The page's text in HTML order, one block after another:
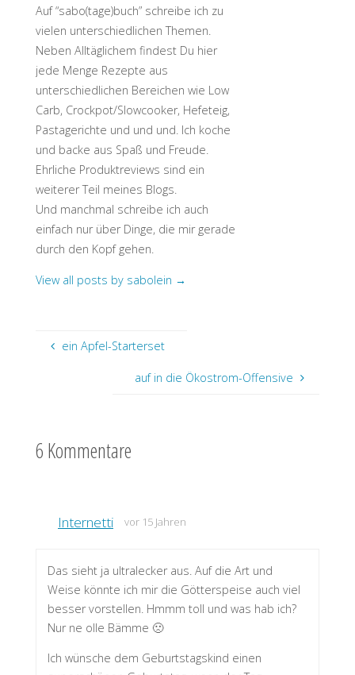
Auf “sabo(tage)buch” schreibe ich zu
vielen unterschiedlichen Themen.
Neben Alltäglichem findest Du hier
jede Menge Rezepte aus
unterschiedlichen Bereichen wie Low
Carb, Crockpot/Slowcooker, Hefeteig,
Pastagerichte und und und. Ich koche
und backe aus Spaß und Freude.
Ehrliche Produktreviews sind ein
weiterer Teil meines Blogs.
Und manchmal schreibe ich auch
einfach nur über Dinge, die mir gerade
durch den Kopf gehen.
View all posts by sabolein →
ein Apfel-Starterset
auf in die Ökostrom-Offensive
6 Kommentare
Internetti vor 15 Jahren
Das sieht ja ultralecker aus. Auf die Art und
Weise könnte ich mir die Götterspeise auch viel
besser vorstellen. Hmmm toll und was hab ich?
Nur ne olle Bämme 🙁
Ich wünsche dem Geburtstagskind einen